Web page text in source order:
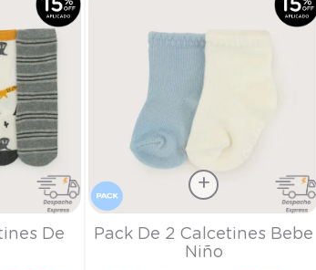
De
Talla
Pack De 2 Calcetines Bebe
Niño